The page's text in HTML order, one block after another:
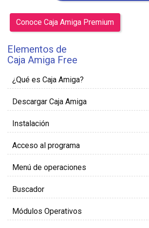
Conoce Caja Amiga Premium
Elementos de
Caja Amiga Free
¿Qué es Caja Amiga?
Descargar Caja Amiga
Instalación
Acceso al programa
Menú de operaciones
Buscador
Módulos Operativos